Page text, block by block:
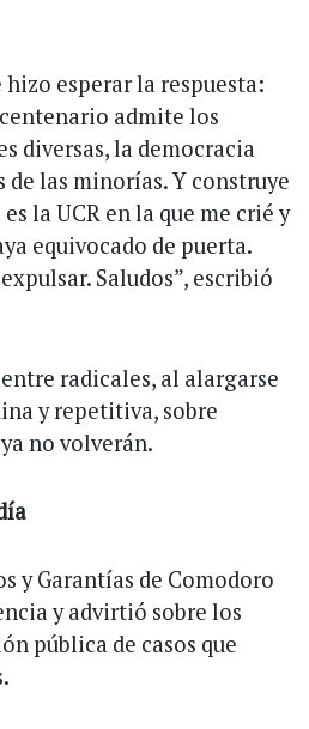
hizo esperar la respuesta:
admite los
diversas, la democracia
las minorías. Y construye
la UCR en la que me crié y
equivocado de puerta.
Saludos”, escribió
radicales, al alargarse
y repetitiva, sobre
no volverán.
y Garantías de Comodoro
y advirtió sobre los
pública de casos que